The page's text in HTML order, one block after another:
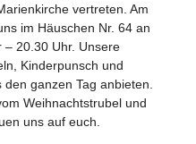
vertreten. Am
im Häuschen Nr. 64 an
20.30 Uhr. Unsere
Kinderpunsch und
ganzen Tag anbieten.
Weihnachtstrubel und
uns auf euch.